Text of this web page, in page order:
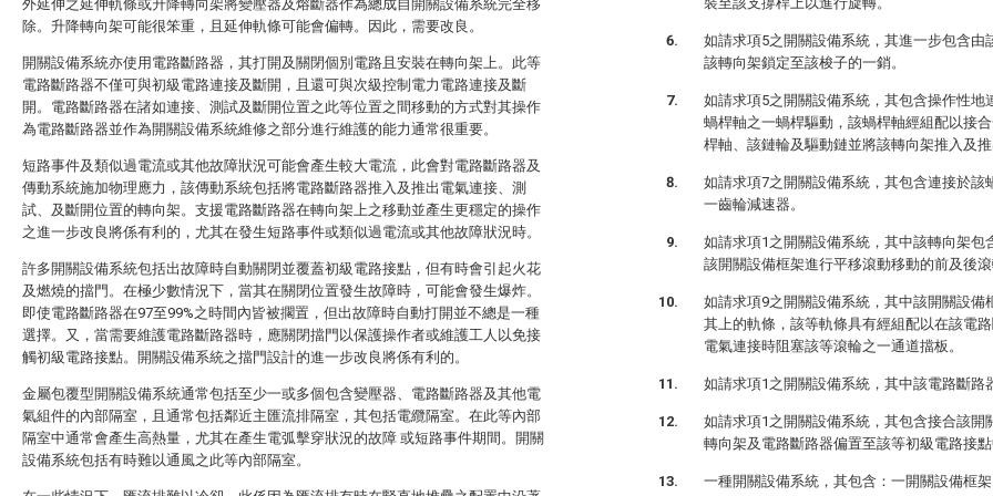
外延伸之延伸軌條或升降轉向架將變壓器及熔斷器作為總成自開關設備系統完全移
除。升降轉向架可能很笨重，且延伸軌條可能會偏轉。因此，需要改良。
開關設備系統亦使用電路斷路器，其打開及關閉個別電路且安裝在轉向架上。此等
電路斷路器不僅可與初級電路連接及斷開，且還可與次級控制電力電路連接及斷
開。電路斷路器在諸如連接、測試及斷開位置之此等位置之間移動的方式對其操作
為電路斷路器並作為開關設備系統維修之部分進行維護的能力通常很重要。
短路事件及類似過電流或其他故障狀況可能會產生較大電流，此會對電路斷路器及
傳動系統施加物理應力，該傳動系統包括將電路斷路器推入及推出電氣連接、測
試、及斷開位置的轉向架。支援電路斷路器在轉向架上之移動並產生更穩定的操作
之進一步改良將係有利的，尤其在發生短路事件或類似過電流或其他故障狀況時。
許多開關設備系統包括出故障時自動關閉並覆蓋初級電路接點，但有時會引起火花
及燃燒的擋門。在極少數情況下，當其在關閉位置發生故障時，可能會發生爆炸。
即使電路斷路器在97至99%之時間內皆被擱置，但出故障時自動打開並不總是一種
選擇。又，當需要維護電路斷路器時，應關閉擋門以保護操作者或維護工人以免接
觸初級電路接點。開關設備系統之擋門設計的進一步改良將係有利的。
金屬包覆型開關設備系統通常包括至少一或多個包含變壓器、電路斷路器及其他電
氣組件的內部隔室，且通常包括鄰近主匯流排隔室，其包括電纜隔室。在此等內部
隔室中通常會產生高熱量，尤其在產生電弧擊穿狀況的故障 或短路事件期間。開關
設備系統包括有時難以通風之此等內部隔室。
如請求項5之開關設備系統，其進一步包含由
該轉向架鎖定至該梭子的一銷。
如請求項5之開關設備系統，其包含操作性地
蝸桿軸之一蝸桿驅動，該蝸桿軸經組配以接
桿軸、該鏈輪及驅動鏈並將該轉向架推入及
如請求項7之開關設備系統，其包含連接於該
一齒輪減速器。
如請求項1之開關設備系統，其中該轉向架包
該開關設備框架進行平移滾動移動的前及後
如請求項9之開關設備系統，其中該開關設備
其上的軌條，該等軌條具有經組配以在該電
電氣連接時阻塞該等滾輪之一通道擋板。
如請求項1之開關設備系統，其中該電路斷路
如請求項1之開關設備系統，其包含接合該開
轉向架及電路斷路器偏置至該等初級電路接
一種開關設備系統，其包含：一開關設備框